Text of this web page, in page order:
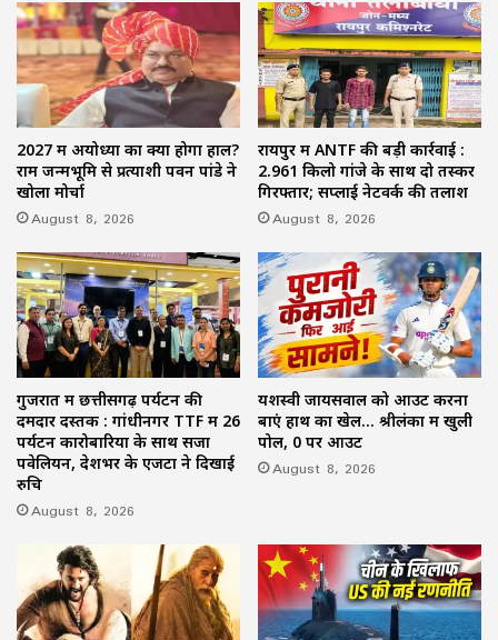
2027 में अयोध्या का क्या होगा हाल?
राम जन्मभूमि से प्रत्याशी पवन पांडे ने
खोला मोर्चा
August 8, 2026
रायपुर में ANTF की बड़ी कार्रवाई :
2.961 किलो गांजे के साथ दो तस्कर
गिरफ्तार; सप्लाई नेटवर्क की तलाश
August 8, 2026
गुजरात में छत्तीसगढ़ पर्यटन की
दमदार दस्तक : गांधीनगर TTF में 26
पर्यटन कारोबारियों के साथ सजा
पवेलियन, देशभर के एजेंटों ने दिखाई
रुचि
August 8, 2026
यशस्वी जायसवाल को आउट करना
बाएं हाथ का खेल… श्रीलंका में खुली
पोल, 0 पर आउट
August 8, 2026